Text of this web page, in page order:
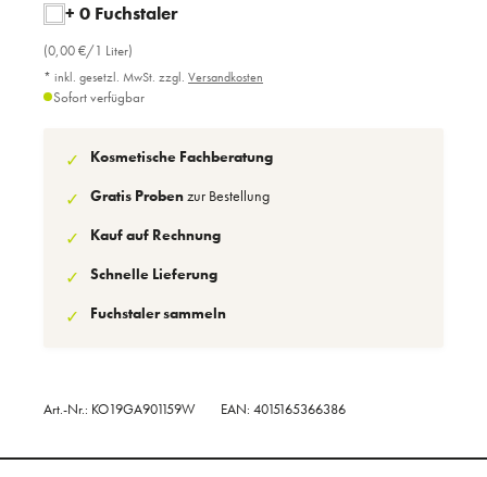
+ 0 Fuchstaler
(0,00 €/1 Liter)
* inkl. gesetzl. MwSt. zzgl. Versandkosten
Sofort verfügbar
✓ Kosmetische Fachberatung
✓ Gratis Probenzur Bestellung
✓ Kauf auf Rechnung
✓ Schnelle Lieferung
✓ Fuchstaler sammeln
Art.-Nr.: KO19GA901159W EAN: 4015165366386